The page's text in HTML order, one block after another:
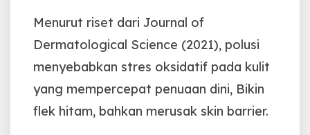
Menurut riset dari Journal of
Dermatological Science (2021), polusi
menyebabkan stres oksidatif pada kulit
yang mempercepat penuaan dini, Bikin
flek hitam, bahkan merusak skin barrier.